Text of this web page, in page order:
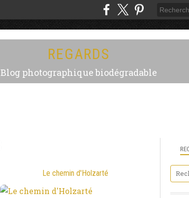
REGARDS
Blog photographique biodégradable
Le chemin d'Holzarté